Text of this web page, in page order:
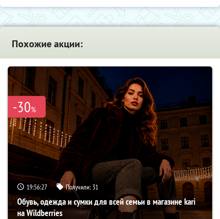
Похожие акции:
-30%
19:56:26 Получили: 31
Обувь, одежда и сумки для всей семьи в магазине kari
на Wildberries